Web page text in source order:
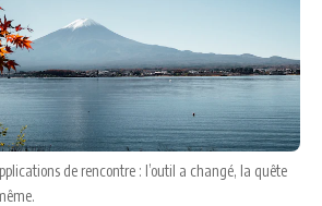
de rencontre : l’outil a changé, la quête